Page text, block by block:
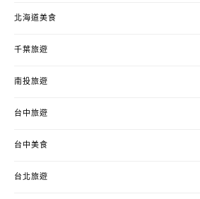
北海道美食
千葉旅遊
南投旅遊
台中旅遊
台中美食
台北旅遊